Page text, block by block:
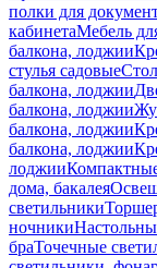
полки для
кабинетаМебель
балкона, лоджии
стулья садовые
балкона, лоджии
балкона, лоджии
балкона, лоджии
балкона, лоджии
лоджии
дома, бакалея
светильники
ночники
браТочечные